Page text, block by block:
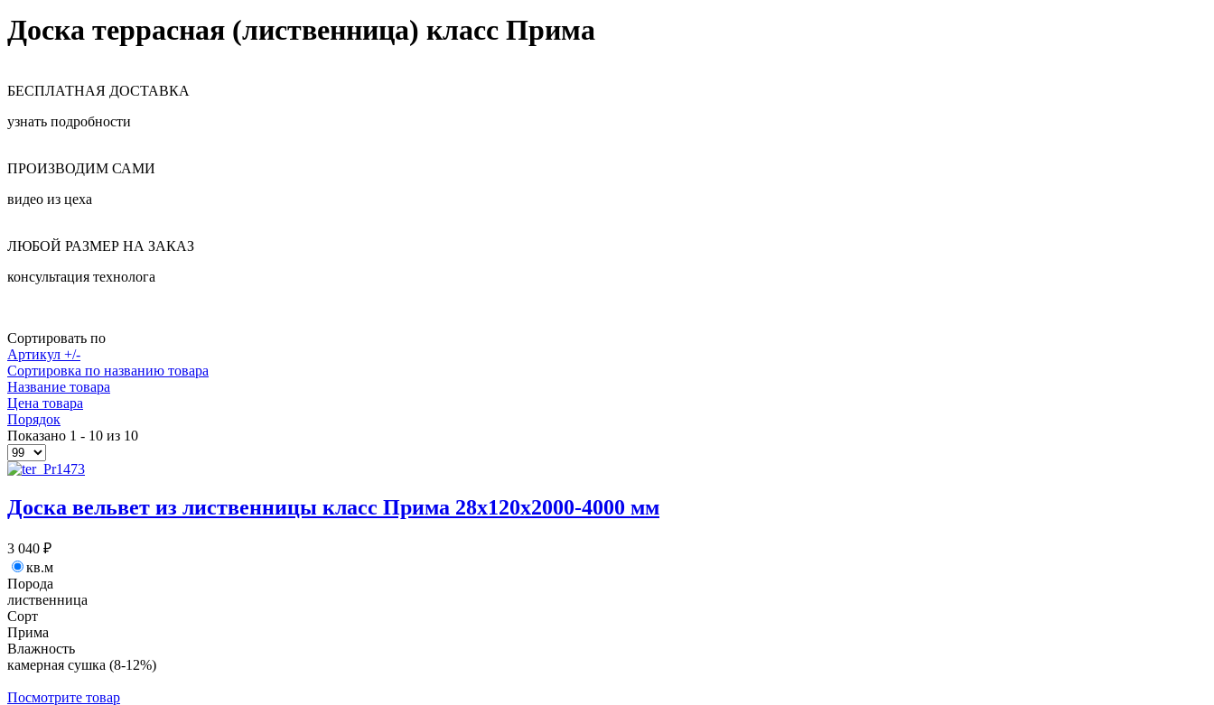
Доска террасная (лиственница) класс Прима
БЕСПЛАТНАЯ ДОСТАВКА
узнать подробности
ПРОИЗВОДИМ САМИ
видео из цеха
ЛЮБОЙ РАЗМЕР НА ЗАКАЗ
консультация технолога
Сортировать по
Артикул +/-
Сортировка по названию товара
Название товара
Цена товара
Порядок
Показано 1 - 10 из 10
Доска вельвет из лиственницы класс Прима 28x120x2000-4000 мм
3 040 ₽
кв.м
Порода
лиственница
Сорт
Прима
Влажность
камерная сушка (8-12%)
Посмотрите товар